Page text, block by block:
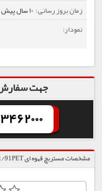
10 سال پیش
جهت سفارش
مشخصات مستربچ قهوه ای 91/91PET